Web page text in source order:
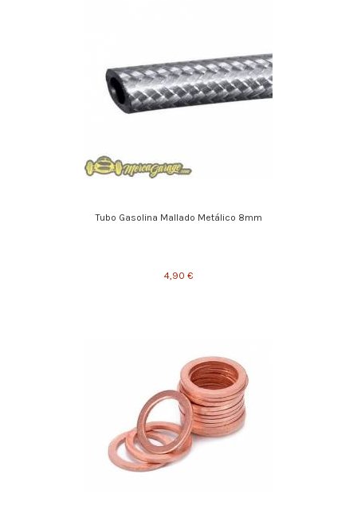
Tubo Gasolina Mallado Metálico 8mm
4,90 €